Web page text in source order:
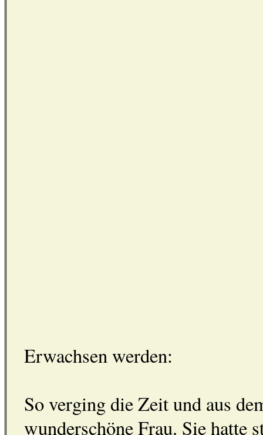
Erwachsen werden:
So verging die Zeit und aus
wunderschöne Frau. Sie hatte